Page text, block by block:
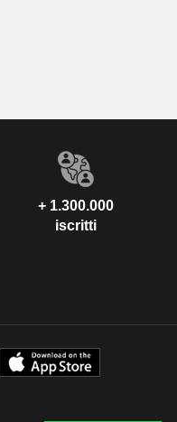
+ 1.300.000
iscritti